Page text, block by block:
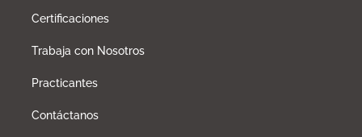
Certificaciones
Trabaja con Nosotros
Practicantes
Contáctanos